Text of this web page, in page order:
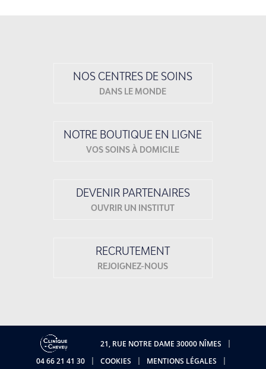
NOS CENTRES DE SOINS
DANS LE MONDE
NOTRE BOUTIQUE EN LIGNE
VOS SOINS À DOMICILE
DEVENIR PARTENAIRES
OUVRIR UN INSTITUT
RECRUTEMENT
REJOIGNEZ-NOUS
21, RUE NOTRE DAME 30000 NÎMES
04 66 21 41 30
COOKIES MENTIONS LÉGALES